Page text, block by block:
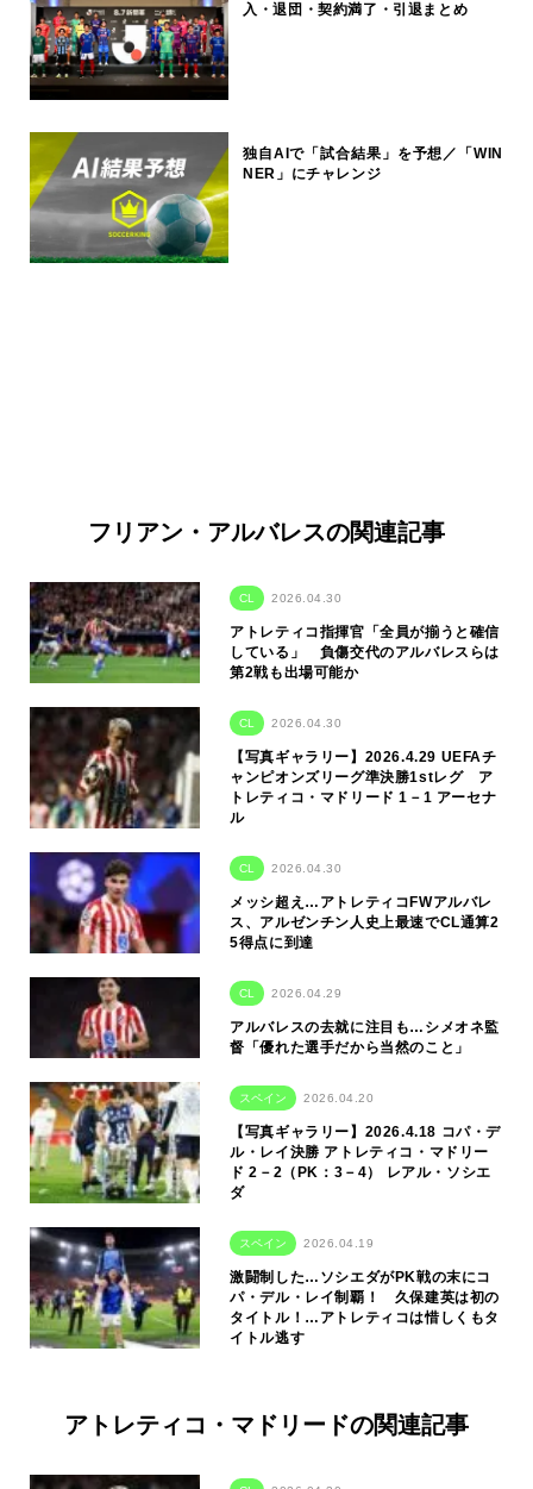
入・退団・契約満了・引退まとめ
独自AIで「試合結果」を予想／「WIN
NER」にチャレンジ
フリアン・アルバレスの関連記事
CL 2026.04.30
アトレティコ指揮官「全員が揃うと確信
している」 負傷交代のアルバレスらは
第2戦も出場可能か
CL 2026.04.30
【写真ギャラリー】2026.4.29 UEFAチ
ャンピオンズリーグ準決勝1stレグ ア
トレティコ・マドリード 1－1 アーセナ
ル
CL 2026.04.30
メッシ超え…アトレティコFWアルバレ
ス、アルゼンチン人史上最速でCL通算2
5得点に到達
CL 2026.04.29
アルバレスの去就に注目も…シメオネ監
督「優れた選手だから当然のこと」
スペイン 2026.04.20
【写真ギャラリー】2026.4.18 コパ・デ
ル・レイ決勝 アトレティコ・マドリー
ド 2－2（PK：3－4） レアル・ソシエ
ダ
スペイン 2026.04.19
激闘制した…ソシエダがPK戦の末にコ
パ・デル・レイ制覇！ 久保建英は初の
タイトル！…アトレティコは惜しくもタ
イトル逃す
アトレティコ・マドリードの関連記事